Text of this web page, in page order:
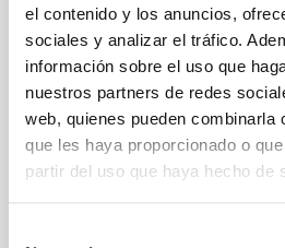
el contenido y los anuncios,
sociales y analizar el tráfico.
información sobre el uso que
nuestros partners de redes
web, quienes pueden combinarla
que les haya proporcionado o
partir del uso que haya hecho de
El ciclo de charlas divulgativas "
impulsado por el estudiantado
Instituto de Astrofísica de
Universidad de La Laguna (ULL)
investigación astrofísica a la
una nueva sesión el próximo
17:00 horas en el Museo de la
del Organismo Autónomo de